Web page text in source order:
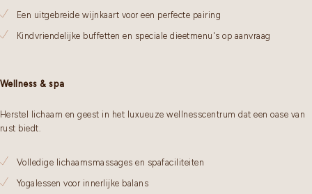
Een uitgebreide wijnkaart voor een perfecte pairing
Kindvriendelijke buffetten en speciale dieetmenu's op aanvraag
Wellness & spa
Herstel lichaam en geest in het luxueuze wellnesscentrum dat een oase van
rust biedt.
Volledige lichaamsmassages en spafaciliteiten
Yogalessen voor innerlijke balans